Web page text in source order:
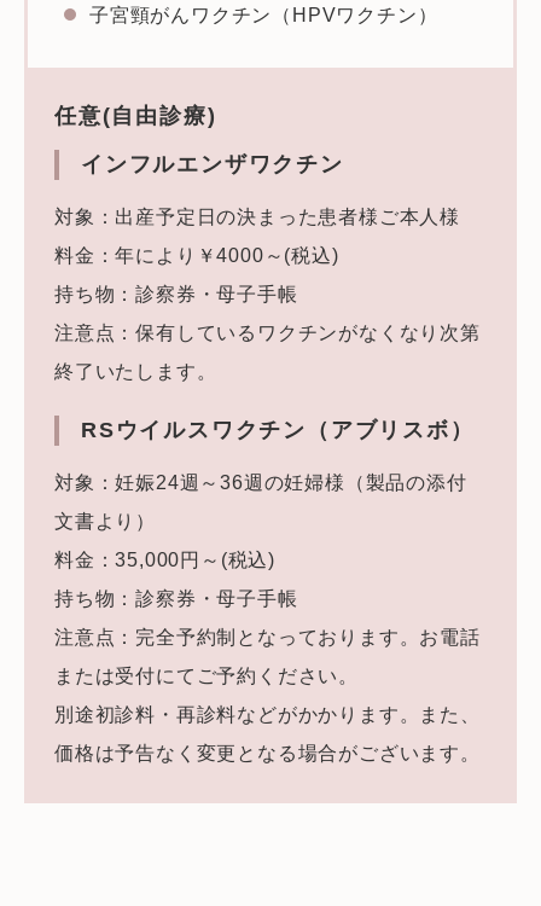
子宮頸がんワクチン（HPVワクチン）
任意(自由診療)
インフルエンザワクチン
対象：出産予定日の決まった患者様ご本人様
料金：年により￥4000～(税込)
持ち物：診察券・母子手帳
注意点：保有しているワクチンがなくなり次第
終了いたします。
RSウイルスワクチン（アブリスボ）
対象：妊娠24週～36週の妊婦様（製品の添付
文書より）
料金：35,000円～(税込)
持ち物：診察券・母子手帳
注意点：完全予約制となっております。お電話
または受付にてご予約ください。
別途初診料・再診料などがかかります。また、
価格は予告なく変更となる場合がございます。